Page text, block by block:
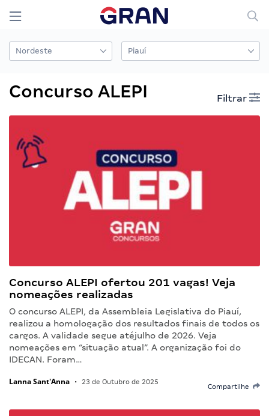
Concurso ALEPI Filtrar
Concurso ALEPI ofertou 201 vagas! Veja
nomeações realizadas
O concurso ALEPI, da Assembleia Legislativa do Piauí,
realizou a homologação dos resultados finais de todos os
cargos. A validade segue atéjulho de 2026. Veja
nomeações em “situação atual”. A organização foi do
IDECAN. Foram…
Lanna Sant'Anna • 23 de Outubro de 2025
Compartilhe